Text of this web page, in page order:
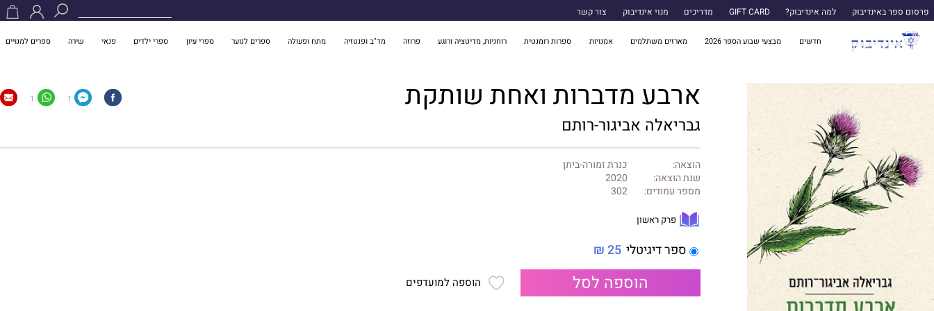
פרסום ספר באינדיבוק למה אינדיבוק? GIFT CARD מדריכים מנוי אינדיבוק צור קשר
חדשים מבצעי שבוע הספר 2026 מארזים משתלמים אמנויות ספרות רומנטית רוחניות, מדיטציה ורוגע פרוזה מד"ב ופנטזיה מתח ופעולה ספרים לנוער ספרי עיון ספרי ילדים פנאי שירה ספרים למנויים
ארבע מדברות ואחת שותקת 1
1
גבריאלה אביגור-רותם
הוצאה:
כנרת זמורה-ביתן
שנת הוצאה:
2020
מספר עמודים:
302
פרק ראשון
ספר דיגיטלי 25 ₪
הוספה לסל הוספה למועדפים